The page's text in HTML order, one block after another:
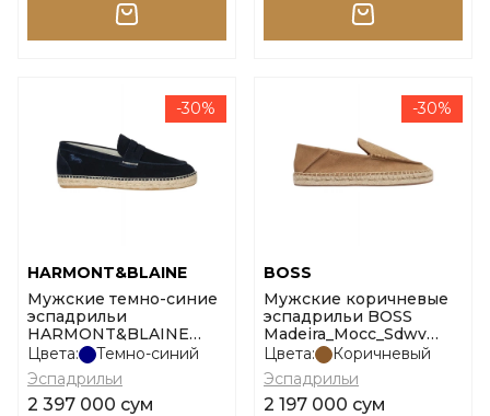
-30%
HARMONT&BLAINE
Мужские темно-синие
эспадрильи
HARMONT&BLAINE
Espadrillas Uomo
Camoscio размер 39
Цвета:
Темно-синий
Эспадрильи
2 397 000 сум
-30%
BOSS
Мужские коричневые
эспадрильи BOSS
Madeira_Mocc_Sdwv
размер 39
Цвета:
Коричневый
Эспадрильи
2 197 000 сум